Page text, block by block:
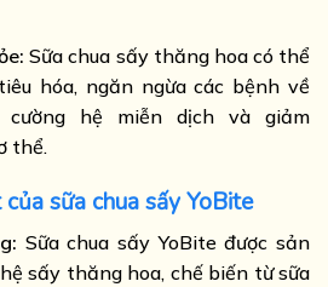
Sữa chua sấy thăng hoa có thể
hóa, ngăn ngừa các bệnh về
cường hệ miễn dịch và giảm
thể.
sữa chua sấy YoBite
Sữa chua sấy YoBite được sản
sấy thăng hoa, chế biến từ sữa